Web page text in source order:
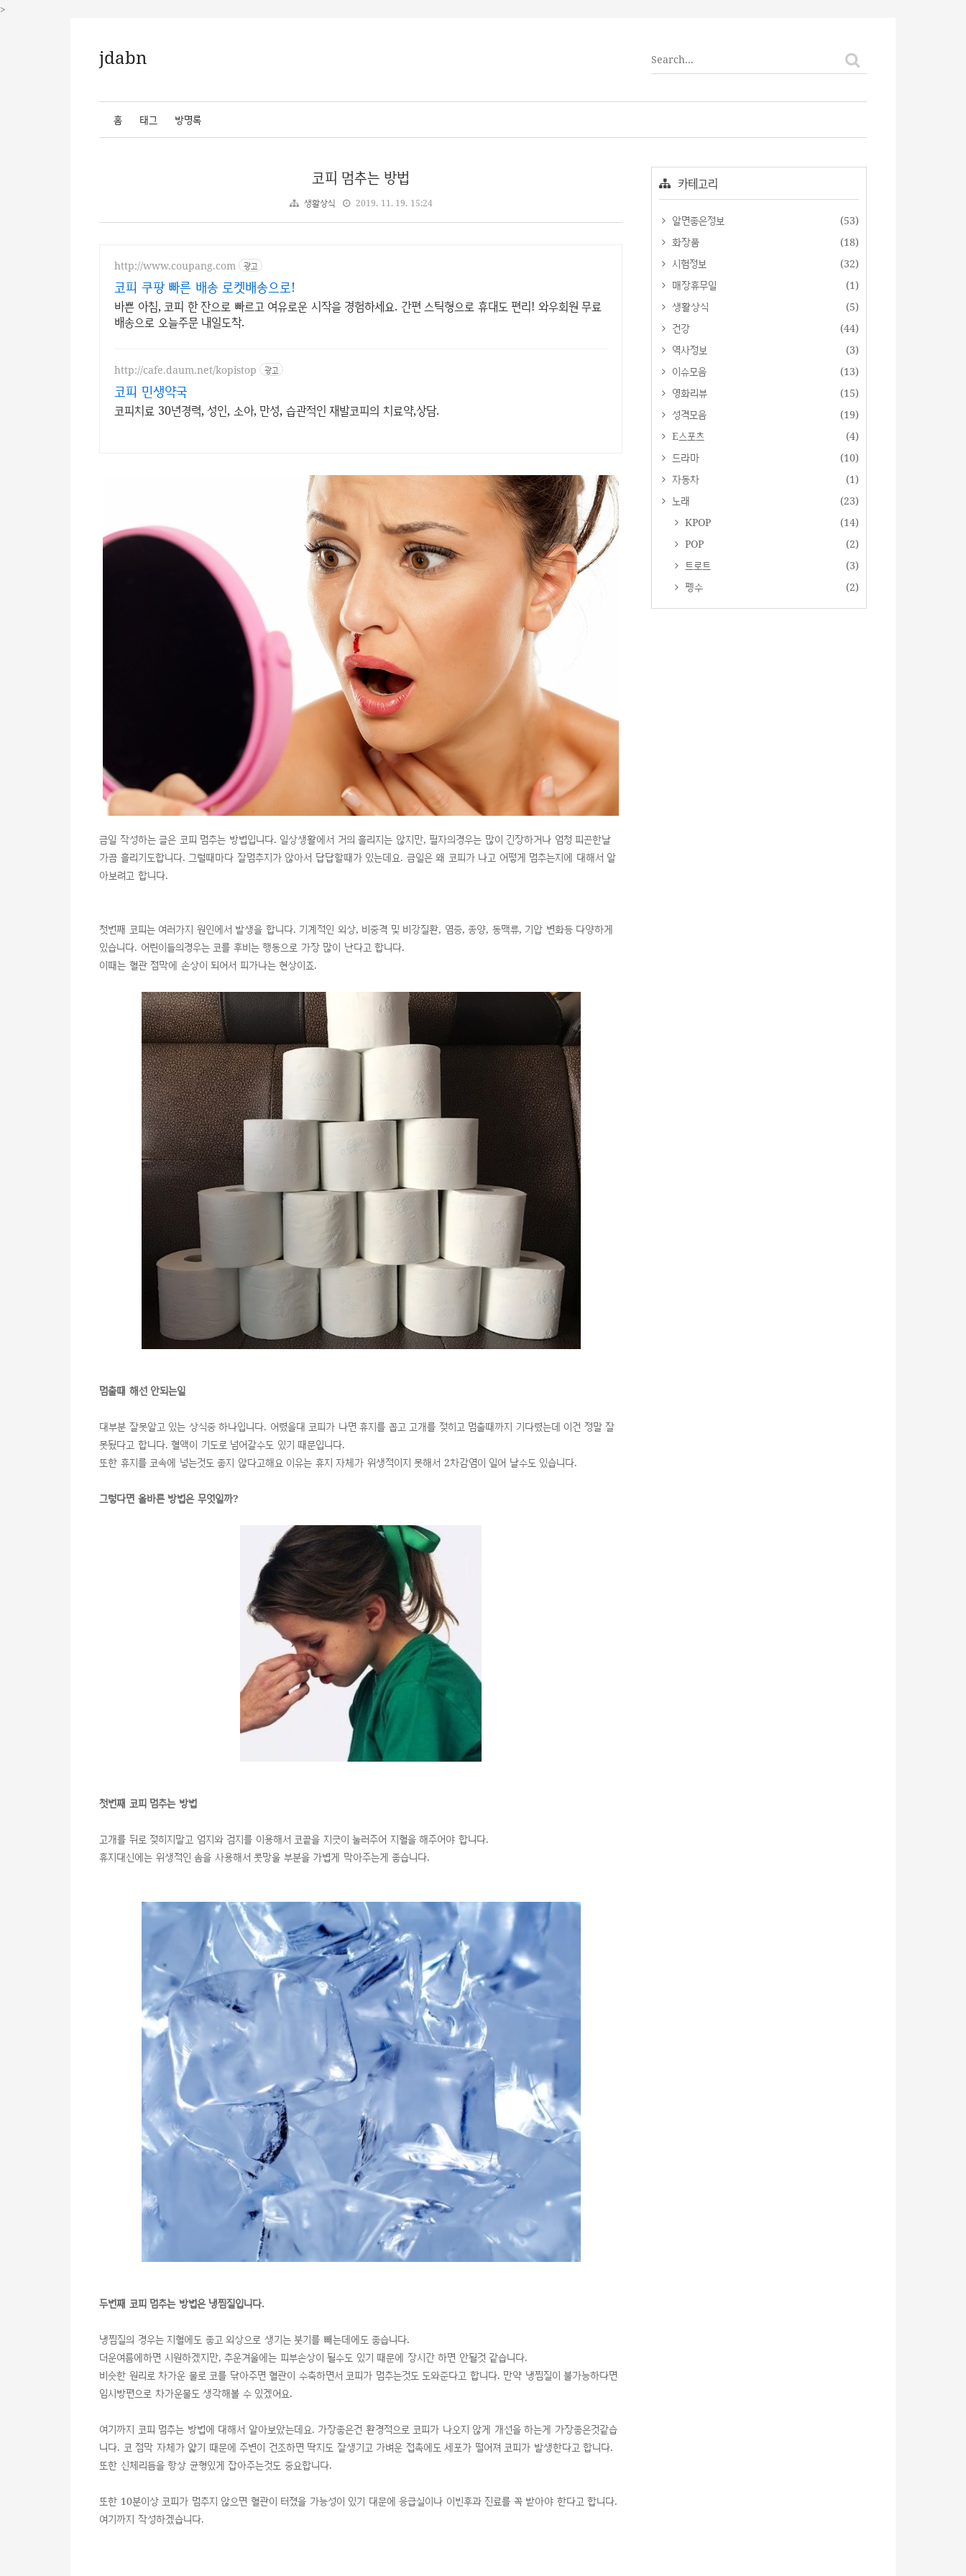
>
jdabn
홈 태그 방명록
코피 멈추는 방법
생활상식 2019. 11. 19. 15:24
http://www.coupang.com 광고
코피 쿠팡 빠른 배송 로켓배송으로!
바쁜 아침, 코피 한 잔으로 빠르고 여유로운 시작을 경험하세요. 간편 스틱형으로 휴대도 편리! 와우회원 무료
배송으로 오늘주문 내일도착.
http://cafe.daum.net/kopistop 광고
코피 민생약국
코피치료 30년경력, 성인, 소아, 만성, 습관적인 재발코피의 치료약,상담.
금일 작성하는 글은 코피 멈추는 방법입니다. 일상생활에서 거의 흘리지는 않지만, 필자의경우는 많이 긴장하거나 엄청 피곤한날
가끔 흘리기도합니다. 그럴때마다 잘멈추지가 않아서 답답할때가 있는데요. 금일은 왜 코피가 나고 어떻게 멈추는지에 대해서 알
아보려고 합니다.
첫번째 코피는 여러가지 원인에서 발생을 합니다. 기계적인 외상, 비중격 및 비강질환, 염증, 종양, 동맥류, 기압 변화등 다양하게
있습니다. 어린이들의경우는 코를 후비는 행동으로 가장 많이 난다고 합니다.
이때는 혈관 점막에 손상이 되어서 피가나는 현상이죠.
멈출때 해선 안되는일
대부분 잘못알고 있는 상식중 하나입니다. 어렸을대 코피가 나면 휴지를 꼽고 고개를 젖히고 멈출때까지 기다렸는데 이건 정말 잘
못됬다고 합니다. 혈액이 기도로 넘어갈수도 있기 때문입니다.
또한 휴지를 코속에 넣는것도 좋지 않다고해요 이유는 휴지 자체가 위생적이지 못해서 2차감염이 일어 날수도 있습니다.
그렇다면 올바른 방법은 무엇일까?
첫번째 코피 멈추는 방법
고개를 뒤로 젖히지말고 엄지와 검지를 이용해서 코끝을 지긋이 눌러주어 지혈을 해주어야 합니다.
휴지대신에는 위생적인 솜을 사용해서 콧망울 부분을 가볍게 막아주는게 좋습니다.
두번째 코피 멈추는 방법은 냉찜질입니다.
냉찜질의 경우는 지혈에도 좋고 외상으로 생기는 붓기를 빼는데에도 좋습니다.
더운여름에하면 시원하겠지만, 추운겨울에는 피부손상이 될수도 있기 때문에 장시간 하면 안될것 같습니다.
비슷한 원리로 차가운 물로 코를 닦아주면 혈관이 수축하면서 코피가 멈추는것도 도와준다고 합니다. 만약 냉찜질이 불가능하다면
임시방편으로 차가운물도 생각해볼 수 있겠어요.
여기까지 코피 멈추는 방법에 대해서 알아보았는데요. 가장좋은건 환경적으로 코피가 나오지 않게 개선을 하는게 가장좋은것같습
니다. 코 점막 자체가 얇기 때문에 주변이 건조하면 딱지도 잘생기고 가벼운 접촉에도 세포가 떨어져 코피가 발생한다고 합니다.
또한 신체리듬을 항상 균형있게 잡아주는것도 중요합니다.
또한 10분이상 코피가 멈추지 않으면 혈관이 터졌을 가능성이 있기 대문에 응급실이나 이빈후과 진료를 꼭 받아야 한다고 합니다.
여기까지 작성하겠습니다.
카테고리
알면좋은정보
(53)
화장품
(18)
시험정보
(32)
매장휴무일
(1)
생활상식
(5)
건강
(44)
역사정보
(3)
이슈모음
(13)
영화리뷰
(15)
성격모음
(19)
E스포츠
(4)
드라마
(10)
자동차
(1)
노래
(23)
KPOP
(14)
POP
(2)
트로트
(3)
펭수
(2)